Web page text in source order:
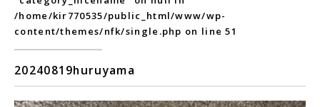
/home/kir770535/public_html/www/wp-
content/themes/nfk/single.php on line51
20240819huruyama